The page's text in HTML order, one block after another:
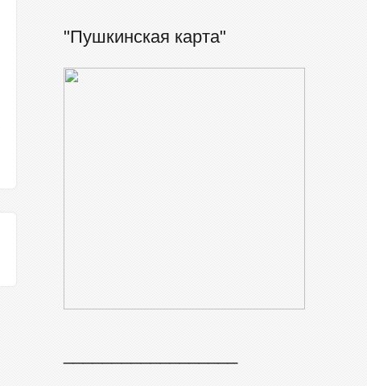
"Пушкинская карта"